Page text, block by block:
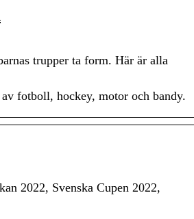
trupper ta form. Här är alla
fotboll, hockey, motor och bandy.
2022, Svenska Cupen 2022,